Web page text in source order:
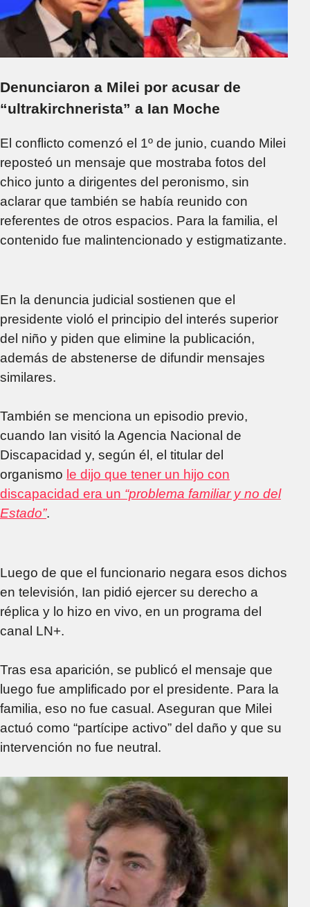
Denunciaron a Milei por acusar de
“ultrakirchnerista” a Ian Moche
El conflicto comenzó el 1º de junio, cuando Milei
reposteó un mensaje que mostraba fotos del
chico junto a dirigentes del peronismo, sin
aclarar que también se había reunido con
referentes de otros espacios. Para la familia, el
contenido fue malintencionado y estigmatizante.
En la denuncia judicial sostienen que el
presidente violó el principio del interés superior
del niño y piden que elimine la publicación,
además de abstenerse de difundir mensajes
similares.
También se menciona un episodio previo,
cuando Ian visitó la Agencia Nacional de
Discapacidad y, según él, el titular del
organismo le dijo que tener un hijo con
discapacidad era un “problema familiar y no del
Estado”.
Luego de que el funcionario negara esos dichos
en televisión, Ian pidió ejercer su derecho a
réplica y lo hizo en vivo, en un programa del
canal LN+.
Tras esa aparición, se publicó el mensaje que
luego fue amplificado por el presidente. Para la
familia, eso no fue casual. Aseguran que Milei
actuó como “partícipe activo” del daño y que su
intervención no fue neutral.